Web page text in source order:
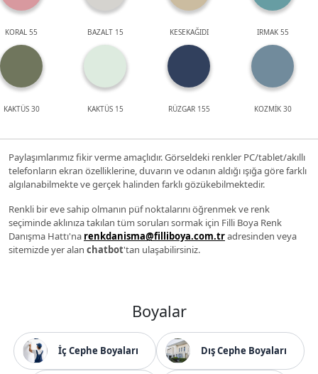
KORAL 55 BAZALT 15 KESEKAĞIDI IRMAK 55
KAKTÜS 30 KAKTÜS 15 RÜZGAR 155 KOZMİK 30
Paylaşımlarımız fikir verme amaçlıdır. Görseldeki renkler PC/tablet/akıllı
telefonların ekran özelliklerine, duvarın ve odanın aldığı ışığa göre farklı
algılanabilmekte ve gerçek halinden farklı gözükebilmektedir.
Renkli bir eve sahip olmanın püf noktalarını öğrenmek ve renk
seçiminde aklınıza takılan tüm soruları sormak için Filli Boya Renk
Danışma Hattı'na renkdanisma@filliboya.com.tradresinden veya
sitemizde yer alan chatbot'tan ulaşabilirsiniz.
Boyalar
İç Cephe Boyaları Dış Cephe Boyaları